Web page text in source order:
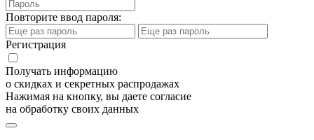
Повторите ввод пароля:
Регистрация
Получать информацию
о скидках и секретных распродажах
Нажимая на кнопку, вы даете согласие
на обработку своих данных